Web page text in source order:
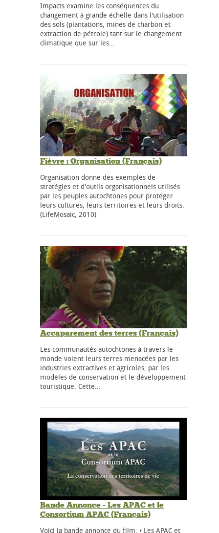
Impacts examine les conséquences du
changement à grande échelle dans l'utilisation
des sols (plantations, mines de charbon et
extraction de pétrole) tant sur le changement
climatique que sur les…
Fièvre : Organisation (Français)
Organisation donne des exemples de
stratégies et d'outils organisationnels utilisés
par les peuples autochtones pour protéger
leurs cultures, leurs territoires et leurs droits.
(LifeMosaic, 2010)
Accaparement des terres (Français)
Les communautés autochtones à travers le
monde voient leurs terres menacées par les
industries extractives et agricoles, par les
modèles de conservation et le développement
touristique. Cette…
Bande Annonce - Les APAC et le
Consortium APAC (Français)
Voici la bande annonce du film: • Les APAC et